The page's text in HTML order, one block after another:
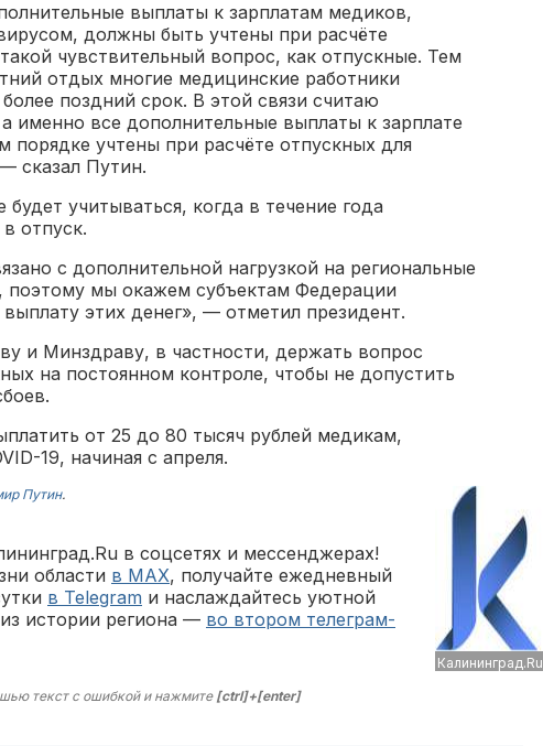
выплаты к зарплатам медиков,
должны быть учтены при расчёте
чувствительный вопрос, как отпускные. Тем
отдых многие медицинские работники
поздний срок. В этой связи считаю
именно все дополнительные выплаты к зарплате
порядке учтены при расчёте отпускных для
сказал Путин.
учитываться, когда в течение года
отпуск.
с дополнительной нагрузкой на региональные
поэтому мы окажем субъектам Федерации
этих денег», — отметил президент.
и Минздраву, в частности, держать вопрос
на постоянном контроле, чтобы не допустить
от 25 до 80 тысяч рублей медикам,
19, начиная с апреля.
Калининград.Ru
Путин.
в соцсетях и мессенджерах!
области в MAX, получайте ежедневный
в Telegram и наслаждайтесь уютной
истории региона — во втором телеграм-
текст с ошибкой и нажмите[ctrl]+[enter]